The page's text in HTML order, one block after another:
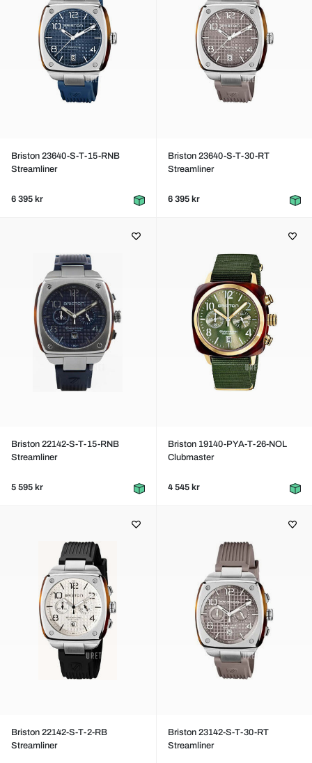
Briston 23640-S-T-15-RNB
Streamliner
6 395 kr
Briston 23640-S-T-30-RT
Streamliner
6 395 kr
Briston 22142-S-T-15-RNB
Streamliner
5 595 kr
Briston 19140-PYA-T-26-NOL
Clubmaster
4 545 kr
Briston 22142-S-T-2-RB
Streamliner
Briston 23142-S-T-30-RT
Streamliner